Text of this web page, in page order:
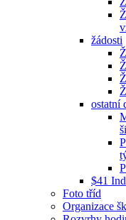
žádosti
ostatní
$41
Foto tříd
Organizace